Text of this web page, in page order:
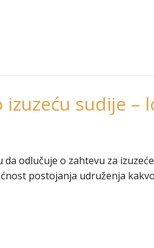
izuzeću sudije –
da odlučuje o zahtevu za
postojanja udruženja